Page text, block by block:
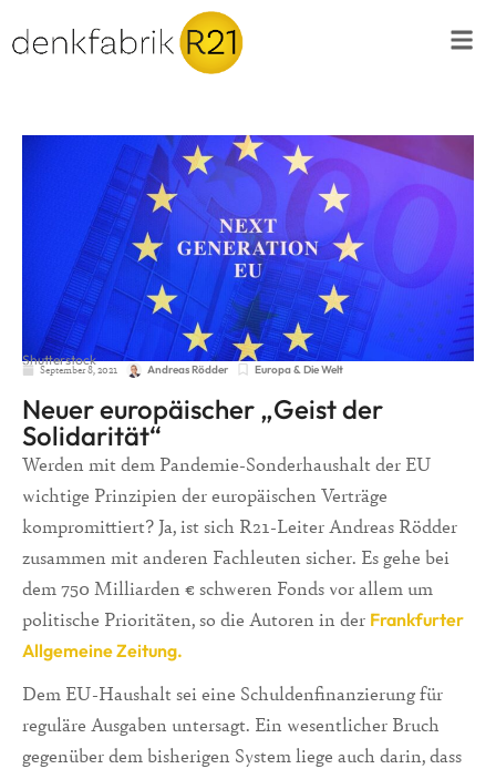
Shutterstock
September 8, 2021 Andreas Rödder Europa & Die Welt
Neuer europäischer „Geist der
Solidarität“
Werden mit dem Pandemie-Sonderhaushalt der EU
wichtige Prinzipien der europäischen Verträge
kompromittiert? Ja, ist sich R21-Leiter Andreas Rödder
zusammen mit anderen Fachleuten sicher. Es gehe bei
dem 750 Milliarden € schweren Fonds vor allem um
politische Prioritäten, so die Autoren in der Frankfurter
Allgemeine Zeitung.
Dem EU-Haushalt sei eine Schuldenfinanzierung für
reguläre Ausgaben untersagt. Ein wesentlicher Bruch
gegenüber dem bisherigen System liege auch darin, dass